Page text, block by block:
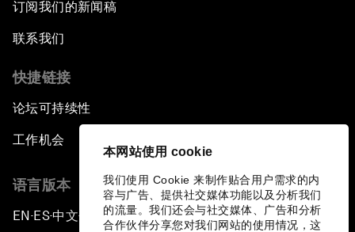
本网站使用 cookie
我们使用 Cookie 来制作贴合用户需求的内
容与广告、提供社交媒体功能以及分析我们
的流量。我们还会与社交媒体、广告和分析
合作伙伴分享您对我们网站的使用情况，这
订阅我们的新闻稿
联系我们
快捷链接
论坛可持续性
工作机会
语言版本
EN ▪ES▪中文▪ 日本語